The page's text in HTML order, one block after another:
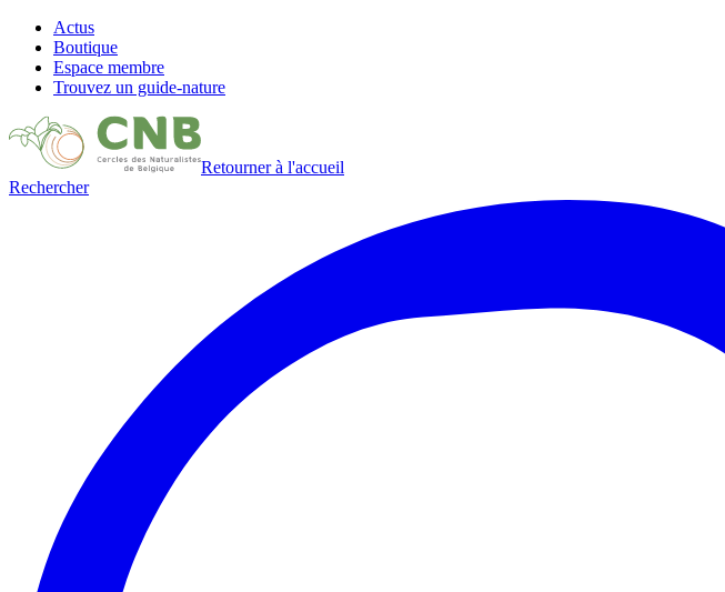
Actus
Boutique
Espace membre
Trouvez un guide-nature
Retourner à l'accueil
Rechercher